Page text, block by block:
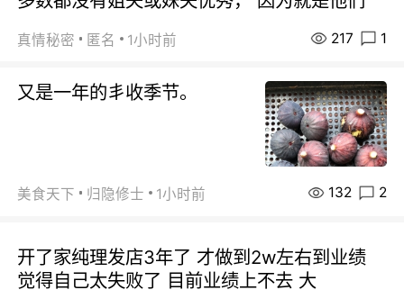
真情秘密 匿名 1小时前 217 1
又是一年的丯收季节。
美食天下 归隐修士 1小时前 132 2
开了家纯理发店3年了 才做到2w左右到业绩
觉得自己太失败了 目前业绩上不去 大